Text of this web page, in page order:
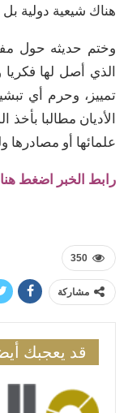
هناك شيعية دولية
وختم حديثه حول
الذي أصل لها
تمييز، وحرم أي
الأديان مطالبا
علمائها أو مصادرها
رابط الخبر اضغط هنا
350
مشاركة
قد يعجبك